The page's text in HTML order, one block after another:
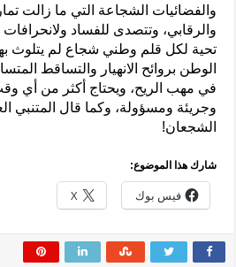
والفضائيات الشجاعة التي ما زالت
والرقابي، وتتصدى للفساد
تحية لكل قلم وطني شجاع لم يتلوث
الوطن بروائح الانهيار والتساقط
في مهب الريح، ويحتاج أكثر من أي
وجريئة ومسؤولة، وكما قال المتنبي
الشجعان!
شارك هذا الموضوع:
فيس بوك X